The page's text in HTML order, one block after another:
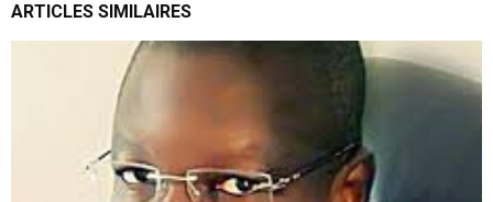
ARTICLES SIMILAIRES